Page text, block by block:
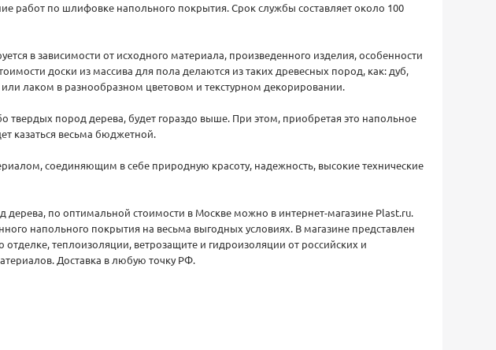
работ по шлифовке напольного покрытия. Срок службы составляет около 100
в зависимости от исходного материала, произведенного изделия, особенности
доски из массива для пола делаются из таких древесных пород, как: дуб,
лаком в разнообразном цветовом и текстурном декорировании.
твердых пород дерева, будет гораздо выше. При этом, приобретая это напольное
казаться весьма бюджетной.
соединяющим в себе природную красоту, надежность, высокие технические
дерева, по оптимальной стоимости в Москве можно в интернет-магазине Plast.ru.
напольного покрытия на весьма выгодных условиях. В магазине представлен
теплоизоляции, ветрозащите и гидроизоляции от российских и
Доставка в любую точку РФ.